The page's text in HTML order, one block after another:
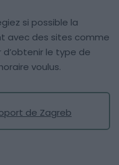
si possible la
avec des sites comme
d’obtenir le type de
voulus.
de Zagreb